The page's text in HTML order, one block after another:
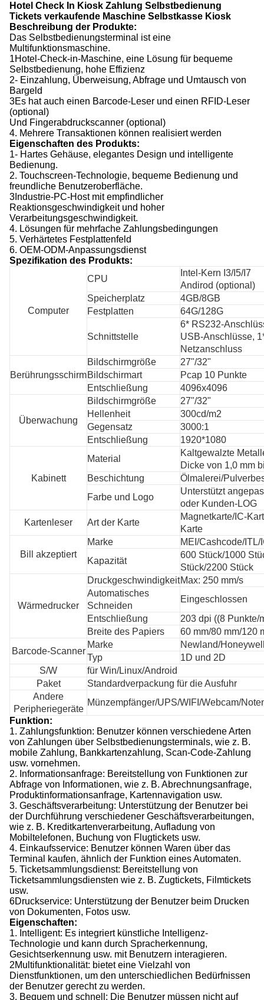
Hotel Check In Kiosk Zahlung Selbstbedienung
Tickets verkaufende Maschine Selbstkasse Kiosk
Beschreibung der Produkte:
Das Selbstbedienungsterminal ist eine
Multifunktionsmaschine.
1Hotel-Check-in-Maschine, eine Lösung für bequeme
Selbstbedienung, hohe Effizienz
2- Einzahlung, Überweisung, Abfrage und Umtausch von
Bargeld
3Es hat auch einen Barcode-Leser und einen RFID-Leser
(optional)
Und Fingerabdruckscanner (optional)
4. Mehrere Transaktionen können realisiert werden
Eigenschaften des Produkts:
1- Hartes Gehäuse, elegantes Design und intelligente
Bedienung.
2. Touchscreen-Technologie, bequeme Bedienung und
freundliche Benutzeroberfläche.
3Industrie-PC-Host mit empfindlicher
Reaktionsgeschwindigkeit und hoher
Verarbeitungsgeschwindigkeit.
4. Lösungen für mehrfache Zahlungsbedingungen
5. Verhärtetes Festplattenfeld
6. OEM-ODM-Anpassungsdienst
Spezifikation des Produkts:
Computer
CPU
Intel-Kern I3/I5/I7
Andirod (optional)
Speicherplatz
4GB/8GB
Festplatten
64G/128G
Schnittstelle
6* RS232-
USB-Anschlüsse,
Netzanschluss
Berührungsschirm
Bildschirmgröße
27"/32"
Bildschirmart
Pcap 10 Punkte
Entschließung
4096x4096
Überwachung
Bildschirmgröße
27"/32"
Hellenheit
300cd/m2
Gegensatz
3000:1
Entschließung
1920*1080
Kabinett
Material
Kaltgewalzte
Dicke von 1,0 mm
Beschichtung
Ölmalerei/
Farbe und Logo
Unterstützt
oder Kunden-LOG
Kartenleser
Art der Karte
Magnetkarte/IC-
Karte
Bill akzeptiert
Marke
MEI/Cashcode/ITL/
Kapazität
600 Stück/1000
Stück/2200 Stück
Wärmedrucker
DruckgeschwindigkeitMax: 250 mm/s
Automatisches
Schneiden
Eingeschlossen
Entschließung
203 dpi ((8 Punkte/
Breite des Papiers
60 mm/80 mm/120
Barcode-Scanner
Marke
Newland/
Typ
1D und 2D
S/W
für Win/Linux/Android
Paket
Standardverpackung für die Ausfuhr
Andere
Peripheriegeräte
Münzempfänger/UPS/WIFI/Webcam/
Funktion:
1. Zahlungsfunktion: Benutzer können verschiedene Arten
von Zahlungen über Selbstbedienungsterminals, wie z. B.
mobile Zahlung, Bankkartenzahlung, Scan-Code-Zahlung
usw. vornehmen.
2. Informationsanfrage: Bereitstellung von Funktionen zur
Abfrage von Informationen, wie z. B. Abrechnungsanfrage,
Produktinformationsanfrage, Kartennavigation usw.
3. Geschäftsverarbeitung: Unterstützung der Benutzer bei
der Durchführung verschiedener Geschäftsverarbeitungen,
wie z. B. Kreditkartenverarbeitung, Aufladung von
Mobiltelefonen, Buchung von Flugtickets usw.
4. Einkaufsservice: Benutzer können Waren über das
Terminal kaufen, ähnlich der Funktion eines Automaten.
5. Ticketsammlungsdienst: Bereitstellung von
Ticketsammlungsdiensten wie z. B. Zugtickets, Filmtickets
usw.
6Druckservice: Unterstützung der Benutzer beim Drucken
von Dokumenten, Fotos usw.
Eigenschaften:
1. Intelligent: Es integriert künstliche Intelligenz-
Technologie und kann durch Spracherkennung,
Gesichtserkennung usw. mit Benutzern interagieren.
2Multifunktionalität: bietet eine Vielzahl von
Dienstfunktionen, um den unterschiedlichen Bedürfnissen
der Benutzer gerecht zu werden.
3. Bequem und schnell: Die Benutzer müssen nicht auf